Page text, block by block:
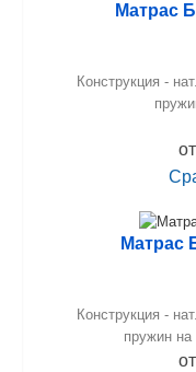
Матрас
Конструкция -
от
Матрас
Конструкция -
пружин на
от